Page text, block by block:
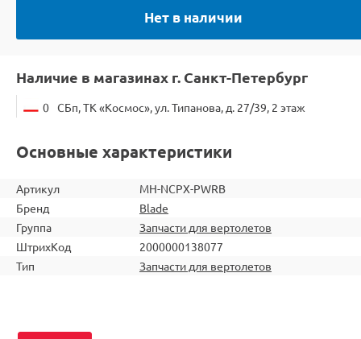
Нет в наличии
Наличие в магазинах г. Санкт-Петербург
0 СБп, ТК «Космос», ул. Типанова, д. 27/39, 2 этаж
Основные характеристики
Артикул
MH-NCPX-PWRB
Бренд
Blade
Группа
Запчасти для вертолетов
ШтрихКод
2000000138077
Тип
Запчасти для вертолетов